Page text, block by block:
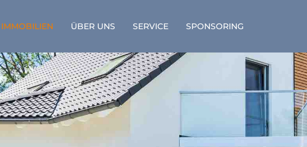
IMMOBILIEN ÜBER UNS SERVICE SPONSORING